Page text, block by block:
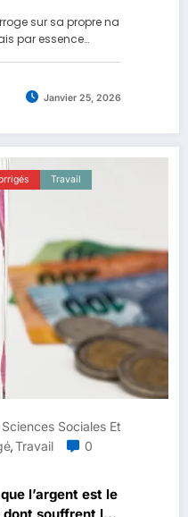
sur sa propre na
par essence…
Janvier 25, 2026
Travail
Sciences Sociales Et
,Travail
0
l’argent est le